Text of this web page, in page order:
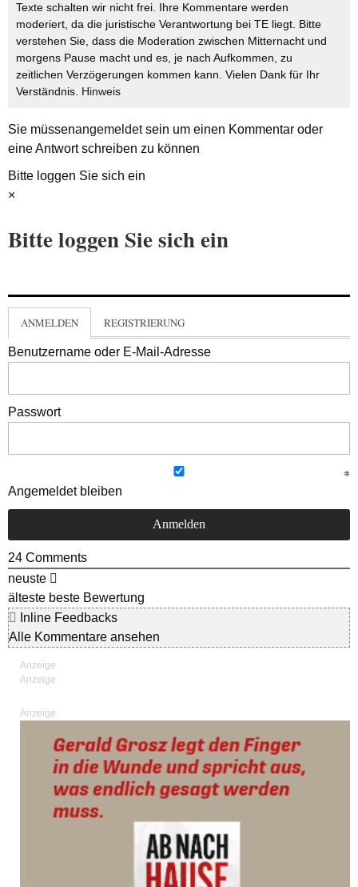
Texte schalten wir nicht frei. Ihre Kommentare werden
moderiert, da die juristische Verantwortung bei TE liegt. Bitte
verstehen Sie, dass die Moderation zwischen Mitternacht und
morgens Pause macht und es, je nach Aufkommen, zu
zeitlichen Verzögerungen kommen kann. Vielen Dank für Ihr
Verständnis. Hinweis
Sie müssenangemeldetsein um einen Kommentar oder
eine Antwort schreiben zu können
Bitte loggen Sie sich ein
×
Bitte loggen Sie sich ein
ANMELDEN REGISTRIERUNG
Benutzername oder E-Mail-Adresse
Passwort
Angemeldet bleiben
24 Comments
neuste
älteste beste Bewertung
Inline Feedbacks
Alle Kommentare ansehen
Anzeige